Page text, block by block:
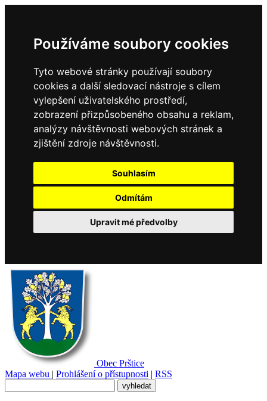
Používáme soubory cookies
Tyto webové stránky používají soubory
cookies a další sledovací nástroje s cílem
vylepšení uživatelského prostředí,
zobrazení přizpůsobeného obsahu a reklam,
analýzy návštěvnosti webových stránek a
zjištění zdroje návštěvnosti.
Souhlasím
Odmítám
Upravit mé předvolby
Obec Prštice
Mapa webu | Prohlášení o přístupnosti | RSS